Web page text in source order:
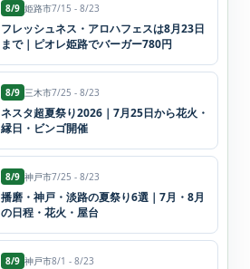
8/9 姫路市7/15 - 8/23
フレッシュネス・アロハフェスは8月23日
まで｜ピオレ姫路でバーガー780円
8/9 三木市7/25 - 8/23
ネスタ超夏祭り2026｜7月25日から花火・
縁日・ビンゴ開催
8/9 神戸市7/25 - 8/23
播磨・神戸・淡路の夏祭り6選｜7月・8月
の日程・花火・屋台
8/9 神戸市8/1 - 8/23